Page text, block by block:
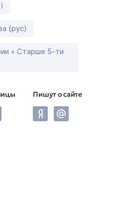
(рус)
» Старше 5-ти
Пишут о сайте